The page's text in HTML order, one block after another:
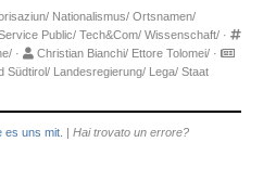
Nationalismus/ Ortsnamen/
Public/ Tech&Com/ Wissenschaft/ ·
· Christian Bianchi/ Ettore Tolomei/ ·
Südtirol/ Landesregierung/ Lega/ Staat
es uns mit.
Hai trovato un errore?